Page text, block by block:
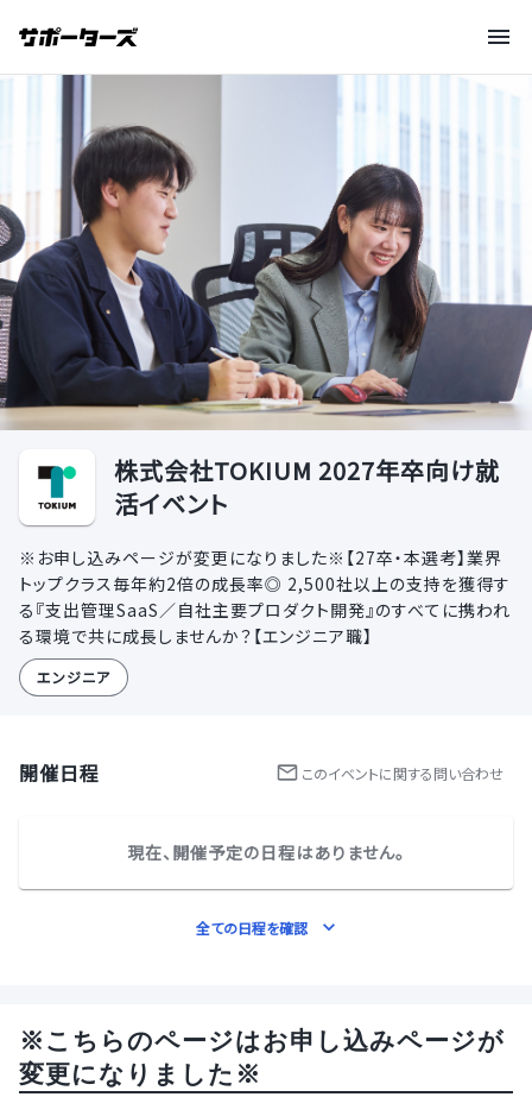
株式会社TOKIUM 2027年卒向け就
活イベント
※お申し込みページが変更になりました※【27卒・本選考】業界
トップクラス毎年約2倍の成長率◎ 2,500社以上の支持を獲得す
る『支出管理SaaS／自社主要プロダクト開発』のすべてに携われ
る環境で共に成長しませんか？【エンジニア職】
エンジニア
開催日程 このイベントに関する問い合わせ
現在、開催予定の日程はありません。
全ての日程を確認
※こちらのページはお申し込みページが
変更になりました※